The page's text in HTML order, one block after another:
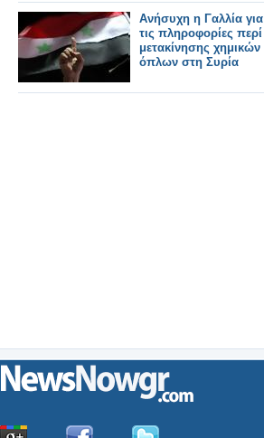
Ανήσυχη η Γαλλία για
τις πληροφορίες περί
μετακίνησης χημικών
όπλων στη Συρία